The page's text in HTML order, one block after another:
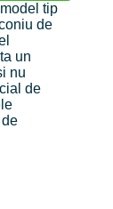
tip
de
un
nu
de